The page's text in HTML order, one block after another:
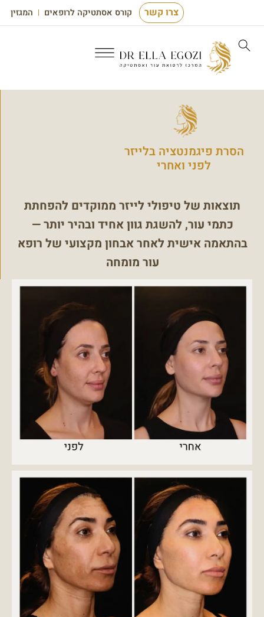
קורס אסתטיקה לרופאים המגזין צרו קשר
הסרת פיגמנטציה בלייזר
לפני ואחרי
תוצאות של טיפולי לייזר ממוקדים להפחתת
כתמי עור, להשגת גוון אחיד ובהיר יותר —
בהתאמה אישית לאחר אבחון מקצועי של רופא
עור מומחה